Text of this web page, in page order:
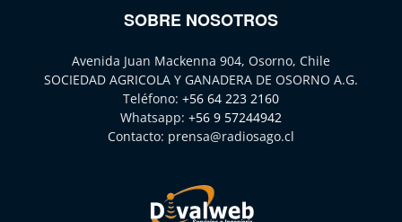
SOBRE NOSOTROS
Avenida Juan Mackenna 904, Osorno, Chile
SOCIEDAD AGRICOLA Y GANADERA DE OSORNO A.G.
Teléfono: +56 64 223 2160
Whatsapp: +56 9 57244942
Contacto: prensa@radiosago.cl